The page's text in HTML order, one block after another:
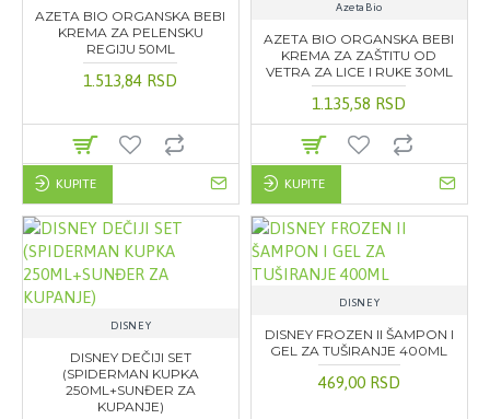
AZETA BIO ORGANSKA BEBI
KREMA ZA PELENSKU
REGIJU 50ML
1.513,84 RSD
KUPITE
AzetaBio
AZETA BIO ORGANSKA BEBI
KREMA ZA ZAŠTITU OD
VETRA ZA LICE I RUKE 30ML
1.135,58 RSD
KUPITE
DISNEY
DISNEY DEČIJI SET
(SPIDERMAN KUPKA
250ML+SUNĐER ZA
KUPANJE)
DISNEY
DISNEY FROZEN II ŠAMPON I
GEL ZA TUŠIRANJE 400ML
469,00 RSD